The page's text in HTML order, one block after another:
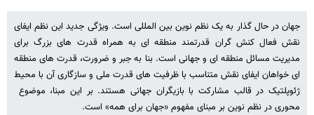
جهان در حال گذار به یک نظم نوین بین المللی است. ویژگی جدید این نظم ایفای
نقش فعال کنش گران قدرتمند منطقه ای به همراه قدرت های بزرگ برای
مدیریت مسائل منطقه ای و جهانی است. بنا به جبر و ضرورت، قدرت های منطقه
ای خواهان ایفای نقش متناسب با ظرفیت های قدرت ملی و سازگاری آن با محیط
ژئوپلتیک در قالب مشارکت با بازیگران جهانی هستند. بر این مبنا، موضوع
محوری در نظم نوین بر مبنای مفهوم «جهان برای همه» است.